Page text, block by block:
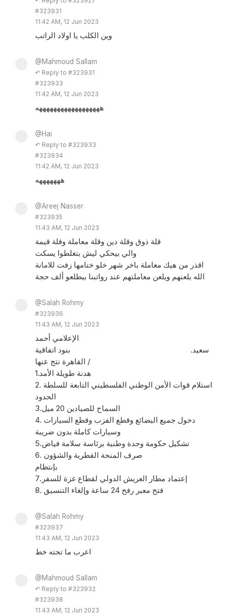
#323931
11:42 AM, 12 Jun 2023
وين الكلب يا اولاد الراتب
@Mahmoud Sallam
↶ Reply to #323931
#323933
11:42 AM, 12 Jun 2023
ههههههههههههههههههه
@Hai
↶ Reply to #323933
#323934
11:42 AM, 12 Jun 2023
هههههههه
@Areej Nasser
#323935
11:43 AM, 12 Jun 2023
قلة ذوق وقلة دين وقلة معاملة وقلة قيمة
والي بيحكي ليش بتغلطوا يسكت
اقذر من هيك معاملة باخر شهر خلو ختامها زفت للامانة
الله يلعنهم ويلعن معاملتهم عند رواتبنا بيطلعو ألف حجة
@Salah Rohmy
#323936
11:43 AM, 12 Jun 2023
الإعلامي أحمد
سعيد. بنود اتفاقية
القاهرة نتج عنها /
1.هدنة طويلة الأمد
2. استلام قوات الأمن الوطني الفلسطيني التابعة للسلطة
الحدود
3.السماح للصيادين 20 ميل
4. دخول جميع البضائع وقطع الفزب وقطع السيارات
وسيارات كاملة بدون ضريبة
5.تشكيل حكومة وحدة وطنية برئاسة سلامة فياض
6. صرف المنحة القطرية والشؤون
بإنتظام
7.إعتماد مطار العريش الدولي لقطاع غزة للسفر
8. فتح معبر رفح 24 ساعة وإلغاء التنسيق
@Salah Rohmy
#323937
11:43 AM, 12 Jun 2023
اعرب ما تحته خط
@Mahmoud Sallam
↶ Reply to #323932
#323938
11:43 AM, 12 Jun 2023